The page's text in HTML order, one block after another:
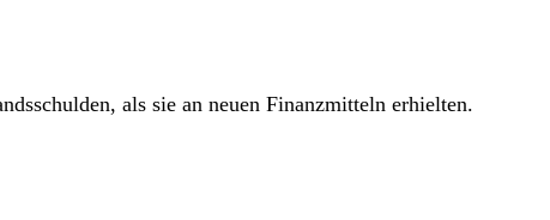
als sie an neuen Finanzmitteln erhielten.